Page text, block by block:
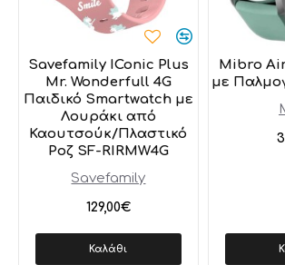
Savefamily
Savefamily IConic Plus
Mr. Wonderfull 4G
Παιδικό Smartwatch με
Λουράκι από
Καουτσούκ/Πλαστικό
Ροζ SF-RIRMW4G
129,00€
Καλάθι
Mibro
με